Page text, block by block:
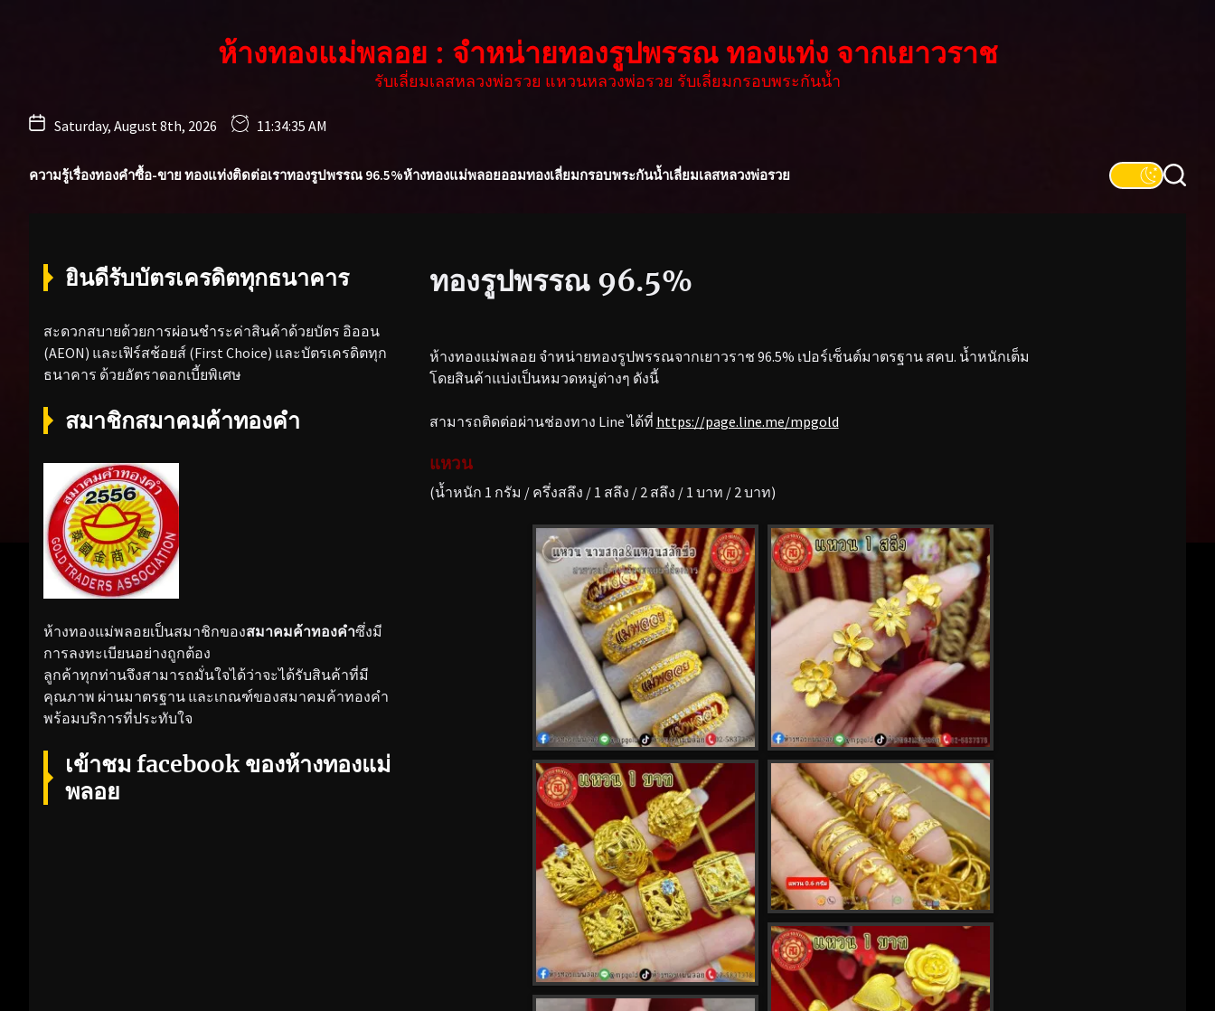
ห้างทองแม่พลอย : จำหน่ายทองรูปพรรณ ทองแท่ง จากเยาวราช
รับเลี่ยมเลสหลวงพ่อรวย แหวนหลวงพ่อรวย รับเลี่ยมกรอบพระกันน้ำ
Saturday, August 8th, 2026 11:34:37 AM
ความรู้เรื่องทองคำซื้อ-ขาย ทองแท่งติดต่อเราทองรูปพรรณ 96.5%ห้างทองแม่พลอยออมทองเลี่ยมกรอบพระกันน้ำเลี่ยมเลสหลวงพ่อรวย
ทองรูปพรรณ 96.5%
ห้างทองแม่พลอย จำหน่ายทองรูปพรรณจากเยาวราช 96.5% เปอร์เซ็นต์มาตรฐาน สคบ. น้ำหนักเต็ม
โดยสินค้าแบ่งเป็นหมวดหมู่ต่างๆ ดังนี้
สามารถติดต่อผ่านช่องทาง Line ได้ที่ https://page.line.me/mpgold
แหวน
(น้ำหนัก 1 กรัม / ครึ่งสลึง / 1 สลึง / 2 สลึง / 1 บาท / 2 บาท)
ยินดีรับบัตรเครดิตทุกธนาคาร
สะดวกสบายด้วยการผ่อนชำระค่าสินค้าด้วยบัตร อิออน
(AEON) และเฟิร์สช้อยส์ (First Choice) และบัตรเครดิตทุก
ธนาคาร ด้วยอัตราดอกเบี้ยพิเศษ
สมาชิกสมาคมค้าทองคำ
ห้างทองแม่พลอยเป็นสมาชิกของสมาคมค้าทองคำซึ่งมี
การลงทะเบียนอย่างถูกต้อง
ลูกค้าทุกท่านจึงสามารถมั่นใจได้ว่าจะได้รับสินค้าที่มี
คุณภาพ ผ่านมาตรฐาน และเกณฑ์ของสมาคมค้าทองคำ
พร้อมบริการที่ประทับใจ
เข้าชม facebook ของห้างทองแม่
พลอย